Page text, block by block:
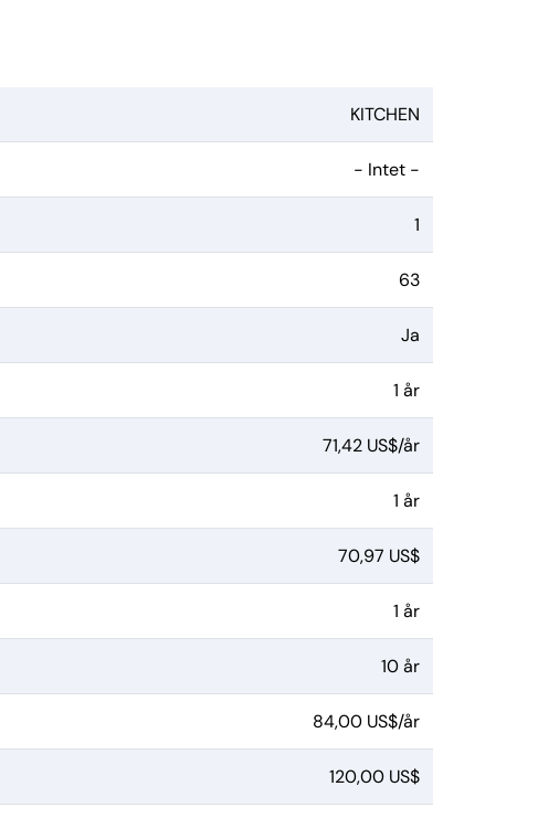
KITCHEN
- Intet -
1
63
Ja
1 år
71,42 US$/år
1 år
70,97 US$
1 år
10 år
84,00 US$/år
120,00 US$